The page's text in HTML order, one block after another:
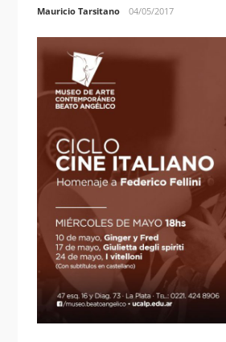
Mauricio Tarsitano 04/05/2017